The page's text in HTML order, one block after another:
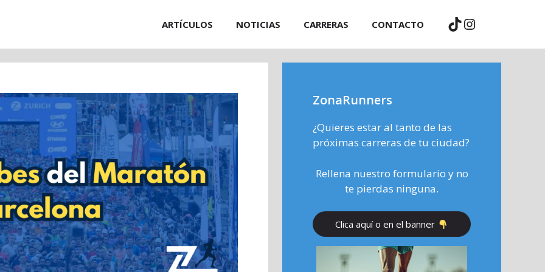
ARTÍCULOS NOTICIAS CARRERAS CONTACTO TikTok
Instagram
ZonaRunners
¿Quieres estar al tanto de las
próximas carreras de tu ciudad?
Rellena nuestro formulario y no
te pierdas ninguna.
Clica aquí o en el banner